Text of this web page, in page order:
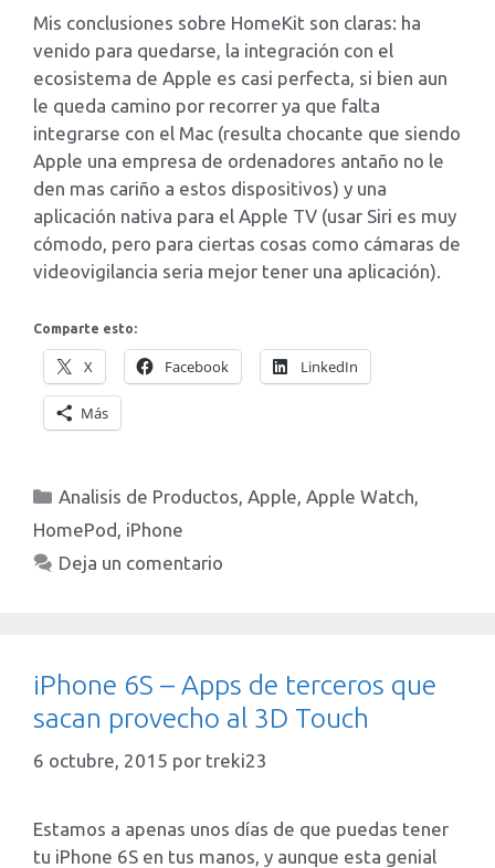
Mis conclusiones sobre HomeKit son claras: ha
venido para quedarse, la integración con el
ecosistema de Apple es casi perfecta, si bien aun
le queda camino por recorrer ya que falta
integrarse con el Mac (resulta chocante que siendo
Apple una empresa de ordenadores antaño no le
den mas cariño a estos dispositivos) y una
aplicación nativa para el Apple TV (usar Siri es muy
cómodo, pero para ciertas cosas como cámaras de
videovigilancia seria mejor tener una aplicación).
Comparte esto:
X Facebook LinkedIn
Más
Categorías
Analisis de Productos,Apple,Apple Watch,
HomePod, iPhone
Deja un comentario
iPhone 6S – Apps de terceros que
sacan provecho al 3D Touch
6 octubre, 2015 por treki23
Estamos a apenas unos días de que puedas tener
tu iPhone 6S en tus manos, y aunque esta genial